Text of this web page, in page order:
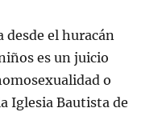
desde el huracán
es un juicio
o
Iglesia Bautista de